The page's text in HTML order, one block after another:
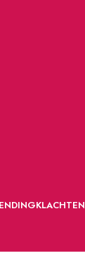
KLACHTEN